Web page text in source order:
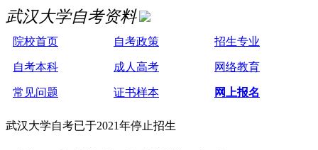
武汉大学自考资料
院校首页 自考政策 招生专业
自考本科 成人高考 网络教育
常见问题 证书样本 网上报名
武汉大学自考已于2021年停止招生